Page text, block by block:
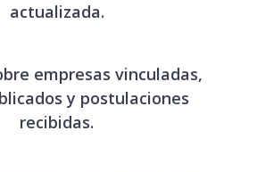
actualizada.
empresas vinculadas,
y postulaciones
recibidas.